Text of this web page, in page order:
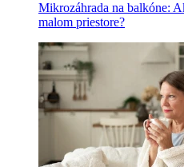
Mikrozáhrada na balkóne:
malom priestore?